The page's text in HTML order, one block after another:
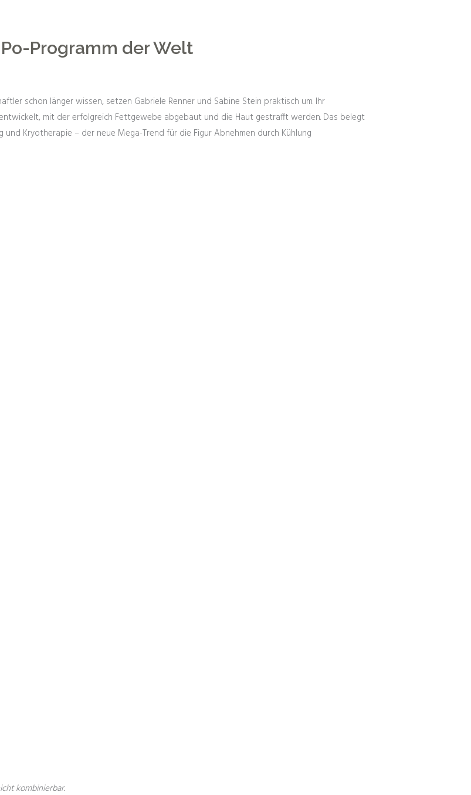
Programm der Welt
schon länger wissen, setzen Gabriele Renner und Sabine Stein praktisch um. Ihr
mit der erfolgreich Fettgewebe abgebaut und die Haut gestrafft werden. Das belegt
Kryotherapie – der neue Mega-Trend für die Figur Abnehmen durch Kühlung
kombinierbar.